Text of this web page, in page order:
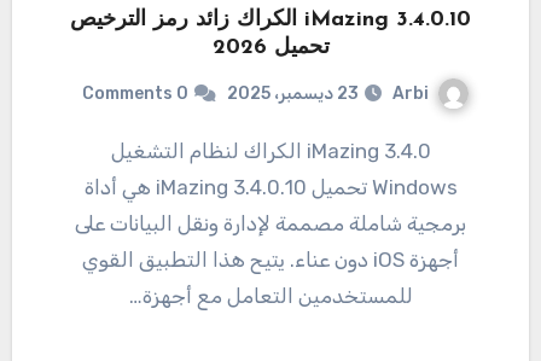
3.4.0.10 iMazing الكراك زائد رمز الترخيص
تحميل 2026
Arbi 23 ديسمبر، 2025 0 Comments
3.4.0 iMazing الكراك لنظام التشغيل
Windows تحميل 3.4.0.10 iMazing هي أداة
برمجية شاملة مصممة لإدارة ونقل البيانات على
أجهزة iOS دون عناء. يتيح هذا التطبيق القوي
للمستخدمين التعامل مع أجهزة…